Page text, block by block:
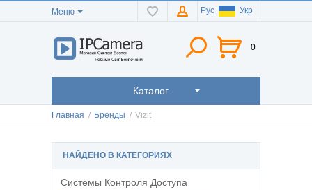
Меню Рус Укр
0
Каталог
Главная / Бренды / Vizit
НАЙДЕНО В КАТЕГОРИЯХ
Системы Контроля Доступа